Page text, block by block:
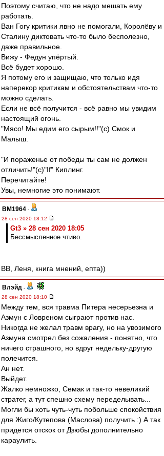
Поэтому считаю, что не надо мешать ему
работать.
Ван Гогу критики явно не помогали, Королёву и
Сталину диктовать что-то было бесполезно,
даже правильное.
Вижу - Федун упёртый.
Всё будет хорошо.
Я потому его и защищаю, что только идя
наперекор критикам и обстоятельствам что-то
можно сделать.
Если не всё получится - всё равно мы увидим
настоящий огонь.
"Мясо! Мы едим его сырым!!"(с) Смок и
Малыш.
"И пораженье от победы ты сам не должен
отличить!"(с)"If" Киплинг.
Перечитайте!
Увы, немногие это понимают.
BM1964 -
28 сен 2020 18:12
Gt3 » 28 сен 2020 18:05
Бессмысленное чтиво.
ВВ, Леня, книга мнений, епта))
Влэйд -
28 сен 2020 18:10
Между тем, вся травма Питера несерьезна и
Азмун с Ловреном сыграют против нас.
Никогда не желал травм врагу, но на увозимого
Азмуна смотрел без сожаления - понятно, что
ничего страшного, но вдруг недельку-другую
полечится.
Ан нет.
Выйдет.
Жалко немножко, Семак и так-то невеликий
стратег, а тут спешно схему переделывать...
Могли бы хоть чуть-чуть побольше спокойствия
для Жиго/Кутепова (Маслова) получить :) А так
придется отскок от Дзюбы дополнительно
караулить.